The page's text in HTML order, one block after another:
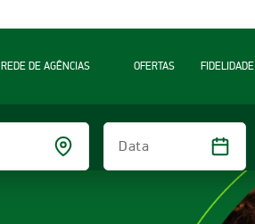
REDE DE AGÊNCIAS OFERTAS FIDELIDADE
Data